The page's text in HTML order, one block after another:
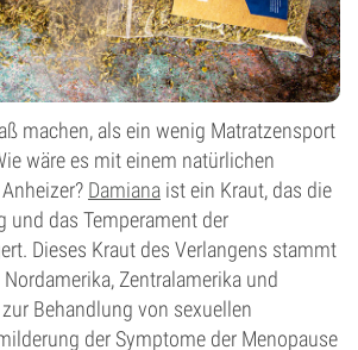
machen, als ein wenig Matratzensport
wäre es mit einem natürlichen
Damiana ist ein Kraut, das die
und das Temperament der
Dieses Kraut des Verlangens stammt
Zentralamerika und
Behandlung von sexuellen
der Symptome der Menopause